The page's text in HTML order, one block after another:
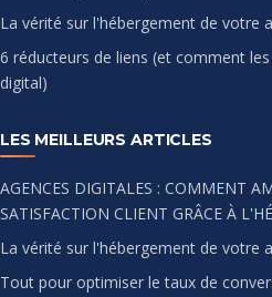
La vérité sur l'hébergement de votre
6 réducteurs de liens (et comment
digital)
LES MEILLEURS ARTICLES
AGENCES DIGITALES : COMMENT
SATISFACTION CLIENT GRÂCE À
La vérité sur l'hébergement de votre
Tout pour optimiser le taux de